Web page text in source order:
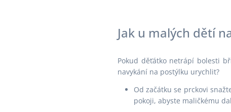
Jak u malých dětí
Pokud děťátko netrápí bolesti
navykání na postýlku urychlit?
Od začátku se prckovi
pokoji, abyste maličkému